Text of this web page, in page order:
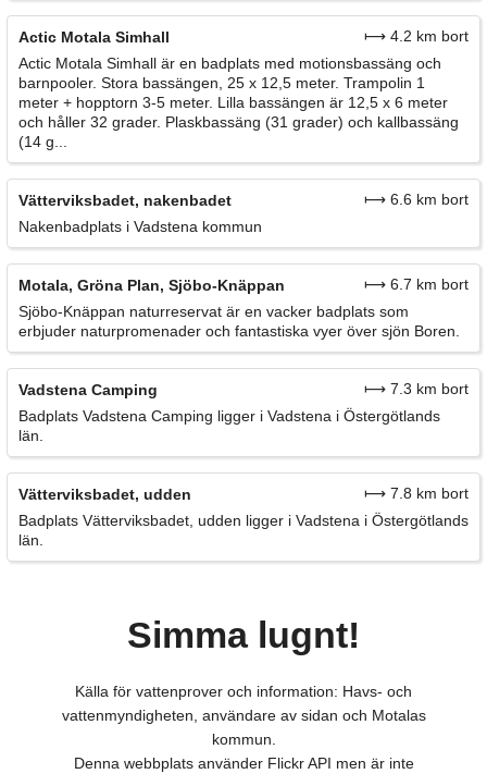
Actic Motala Simhall
⟼ 4.2 km bort
Actic Motala Simhall är en badplats med motionsbassäng och
barnpooler. Stora bassängen, 25 x 12,5 meter. Trampolin 1
meter + hopptorn 3-5 meter. Lilla bassängen är 12,5 x 6 meter
och håller 32 grader. Plaskbassäng (31 grader) och kallbassäng
(14 g...
Vätterviksbadet, nakenbadet
⟼ 6.6 km bort
Nakenbadplats i Vadstena kommun
Motala, Gröna Plan, Sjöbo-Knäppan
⟼ 6.7 km bort
Sjöbo-Knäppan naturreservat är en vacker badplats som
erbjuder naturpromenader och fantastiska vyer över sjön Boren.
Vadstena Camping
⟼ 7.3 km bort
Badplats Vadstena Camping ligger i Vadstena i Östergötlands
län.
Vätterviksbadet, udden
⟼ 7.8 km bort
Badplats Vätterviksbadet, udden ligger i Vadstena i Östergötlands
län.
Simma lugnt!
Källa för vattenprover och information: Havs- och
vattenmyndigheten, användare av sidan och Motalas
kommun.
Denna webbplats använder Flickr API men är inte